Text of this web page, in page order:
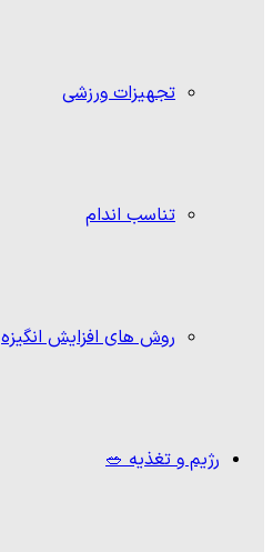
تجهیزات ورزشی
تناسب اندام
روش های افزایش انگیزه
رژیم و تغذیه 🥗